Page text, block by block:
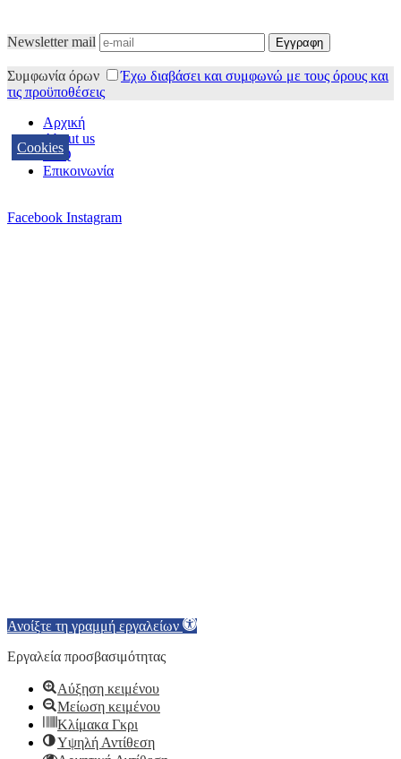
Newsletter mail
Συμφωνία όρων
Έχω διαβάσει και συμφωνώ με τους όρους και
τις προϋποθέσεις
Αρχική
About us
FAQ
Επικοινωνία
Cookies
Facebook Instagram
Ανοίξτε τη γραμμή εργαλείων
Εργαλεία προσβασιμότητας
Αύξηση κειμένου
Μείωση κειμένου
Κλίμακα Γκρι
Υψηλή Αντίθεση